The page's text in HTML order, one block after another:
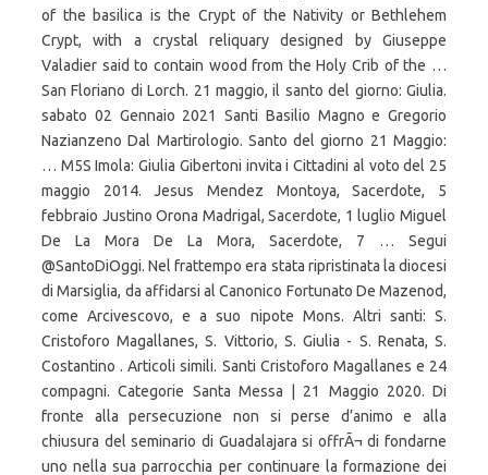
of the basilica is the Crypt of the Nativity or Bethlehem
Crypt, with a crystal reliquary designed by Giuseppe
Valadier said to contain wood from the Holy Crib of the …
San Floriano di Lorch. 21 maggio, il santo del giorno: Giulia.
sabato 02 Gennaio 2021 Santi Basilio Magno e Gregorio
Nazianzeno Dal Martirologio. Santo del giorno 21 Maggio:
… M5S Imola: Giulia Gibertoni invita i Cittadini al voto del 25
maggio 2014. Jesus Mendez Montoya, Sacerdote, 5
febbraio Justino Orona Madrigal, Sacerdote, 1 luglio Miguel
De La Mora De La Mora, Sacerdote, 7 … Segui
@SantoDiOggi. Nel frattempo era stata ripristinata la diocesi
di Marsiglia, da affidarsi al Canonico Fortunato De Mazenod,
come Arcivescovo, e a suo nipote Mons. Altri santi: S.
Cristoforo Magallanes, S. Vittorio, S. Giulia - S. Renata, S.
Costantino . Articoli simili. Santi Cristoforo Magallanes e 24
compagni. Categorie Santa Messa | 21 Maggio 2020. Di
fronte alla persecuzione non si perse d’animo e alla
chiusura del seminario di Guadalajara si offrÃ¬ di fondarne
uno nella sua parrocchia per continuare la formazione dei